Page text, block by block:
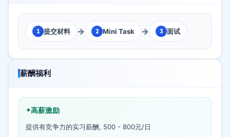
1 提交材料 → 2 Mini Task → 3 面试
薪酬福利
高薪激励
提供有竞争力的实习薪酬, 500 - 800元/日